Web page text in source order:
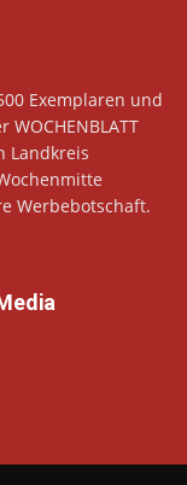
Exemplaren und
Landkreis
Werbebotschaft.